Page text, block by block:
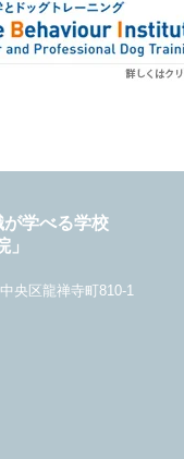
学べる学校
」
央区龍禅寺町810-1